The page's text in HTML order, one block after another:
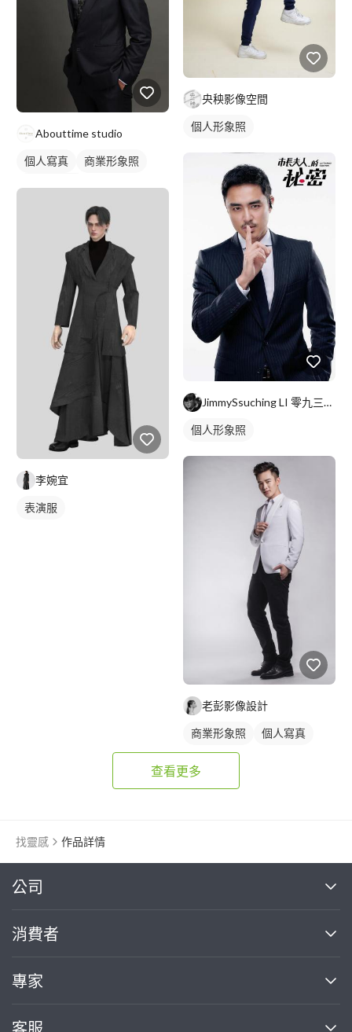
Abouttime studio
個人寫真
商業形象照
李婉宜
表演服
央秧影像空間
個人形象照
JimmySsuching LI 零九三一一九零零零七 ＞J
個人形象照
老彭影像設計
商業形象照 個人寫真
查看更多
找靈感 作品詳情
公司
關於我們
部落格
加入我們
消費者
買服務
專家
案件中心
客服
繼續完成